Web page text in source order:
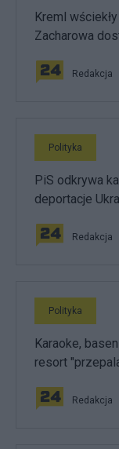
Kreml
Zacharowa
Redakcja
Polityka
PiS odkrywa
deportacje
Redakcja
Polityka
Karaoke,
resort
Redakcja